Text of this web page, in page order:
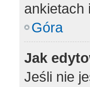
ankietach
Góra
Jak
Jeśli nie